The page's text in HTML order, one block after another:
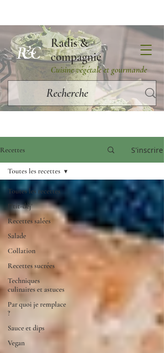
R&C
Radis &
compagnie
Cuisine végétale et gourmande
Recettes S'inscrire
Toutes les recettes
P'tit-dèj'
Recettes salées
Salade
Collation
Recettes sucrées
Techniques
culinaires et astuces
Par quoi je remplace
?
Sauce et dips
Vegan
Toutes les recettes